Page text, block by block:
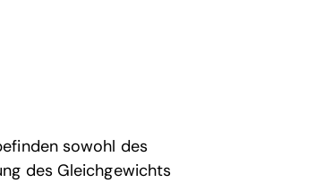
sowohl des
des Gleichgewichts